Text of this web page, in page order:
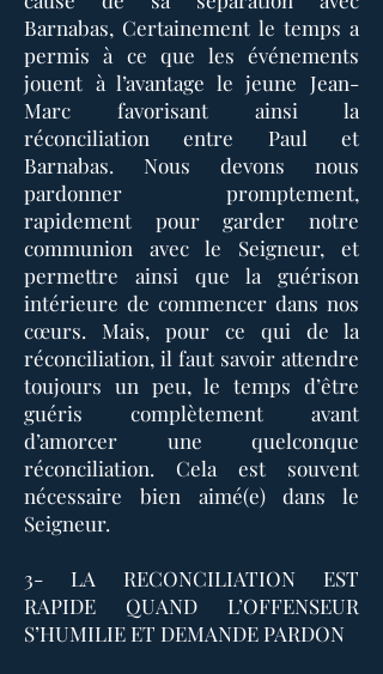
Barnabas, Certainement le temps a
permis à ce que les événements
jouent à l’avantage le jeune Jean-
Marc favorisant ainsi la
réconciliation entre Paul et
Barnabas. Nous devons nous
pardonner promptement,
rapidement pour garder notre
communion avec le Seigneur, et
permettre ainsi que la guérison
intérieure de commencer dans nos
cœurs. Mais, pour ce qui de la
réconciliation, il faut savoir attendre
toujours un peu, le temps d’être
guéris complètement avant
d’amorcer une quelconque
réconciliation. Cela est souvent
nécessaire bien aimé(e) dans le
Seigneur.
3- LA RECONCILIATION EST
RAPIDE QUAND L’OFFENSEUR
S’HUMILIE ET DEMANDE PARDON